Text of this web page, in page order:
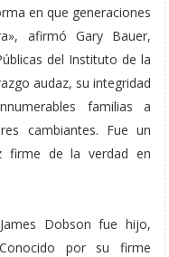
en que generaciones
afirmó Gary Bauer,
del Instituto de la
audaz, su integridad
familias a
cambiantes. Fue un
firme de la verdad en
Dobson fue hijo,
por su firme